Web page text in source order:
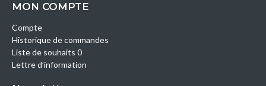
MON COMPTE
Compte
Historique de commandes
Liste de souhaits 0
Lettre d’information